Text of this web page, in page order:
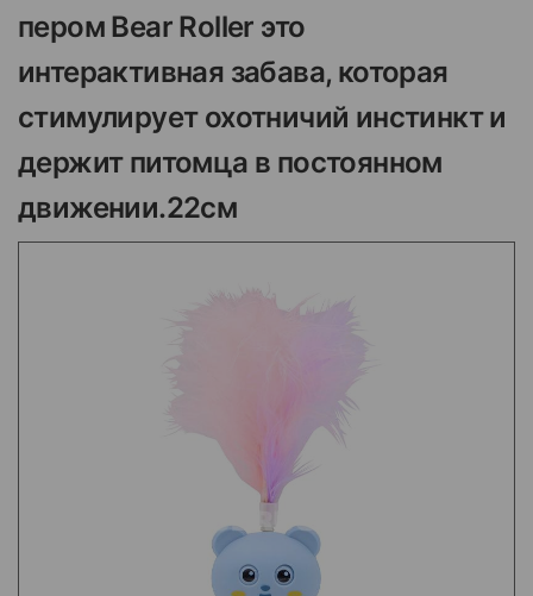
пером Bear Roller это
интерактивная забава, которая
стимулирует охотничий инстинкт и
держит питомца в постоянном
движении.22см